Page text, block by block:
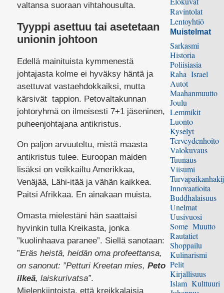
valtansa suoraan vihtahousulta.
Tyyppi asettuu tai asetetaan
unionin johtoon
Edellä mainituista kymmenestä
johtajasta kolme ei hyväksy häntä ja
asettuvat vastaehdokkaiksi, mutta
kärsivät tappion. Petovaltakunnan
johtoryhmä on ilmeisesti 7+1 jäseninen,
puheenjohtajana antikristus.
On paljon arvuuteltu, mistä maasta
antikristus tulee. Euroopan maiden
lisäksi on veikkailtu Amerikkaa,
Venäjää, Lähi-itää ja vähän kaikkea.
Paitsi Afrikkaa. En ainakaan muista.
Omasta mielestäni hän saattaisi
hyvinkin tulla Kreikasta, jonka
”kuolinhaava paranee”. Siellä sanotaan:
”Eräs heistä, heidän oma profeettansa,
on sanonut: ”Petturi Kreetan mies, Peto
ilkeä, laiskurivatsa”.
Mielenkiintoista, että kreikkalaisia
Ravintolat
Lentoyhtiö
Muistelmat
Sarkasmi
Historia
Poliisiasia
Raha Israel
Autot
Maahanmuutto
Joulu
Lemmikit
Luonto
Kyselyt
Terveydenhoito
Valokuvaus
Tuunaus
Viisumi
Innovaatioita
Buddhalaisuus
Unelmat
Uusivuosi
Some Muutto
Rautatiet
Shoppailu
Kulinarismi
Pelit
Kirjallisuus
Islam Kulttuuri